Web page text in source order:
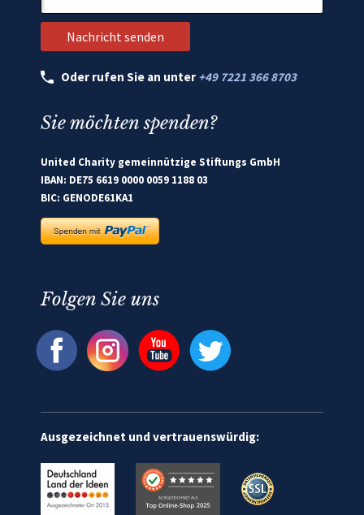
Oder rufen Sie an unter +49 7221 366 8703
Sie möchten spenden?
United Charity gemeinnützige Stiftungs GmbH
IBAN: DE75 6619 0000 0059 1188 03
BIC: GENODE61KA1
Folgen Sie uns
Ausgezeichnet und vertrauenswürdig: